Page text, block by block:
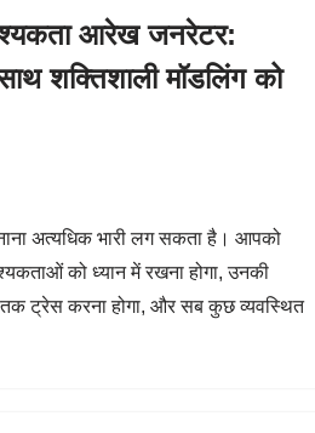
आरेख जनरेटर:
शक्तिशाली मॉडलिंग को
अत्यधिक भारी लग सकता है। आपको
को ध्यान में रखना होगा, उनकी
तक ट्रेस करना होगा, और सब कुछ व्यवस्थित